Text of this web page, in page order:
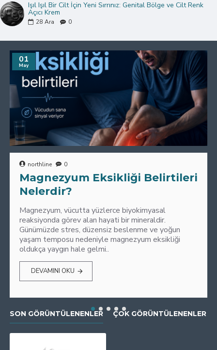
Işıl Işıl Bir Cilt İçin Yeni Sırrınız: Genital Bölge ve Cilt Renk
Açıcı Krem
28 Ara 0
01
May
northline 0
Magnezyum Eksikliği Belirtileri
Nelerdir?
Magnezyum, vücutta yüzlerce biyokimyasal
reaksiyonda görev alan hayati bir mineraldir.
Günümüzde stres, düzensiz beslenme ve yoğun
yaşam temposu nedeniyle magnezyum eksikliği
oldukça yaygın hale gelmi..
DEVAMINI OKU
SON GÖRÜNTÜLENENLER ÇOK GÖRÜNTÜLENENLER